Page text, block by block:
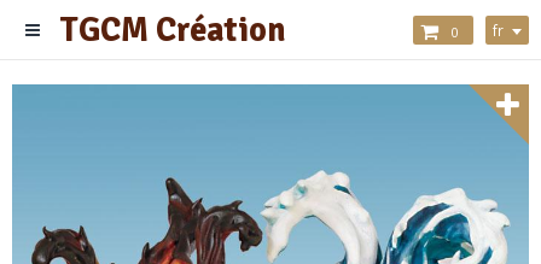
TGCM Création 0 fr